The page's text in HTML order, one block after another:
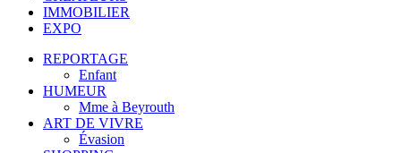
IMMOBILIER
EXPO
REPORTAGE
Enfant
HUMEUR
Mme à Beyrouth
ART DE VIVRE
Évasion